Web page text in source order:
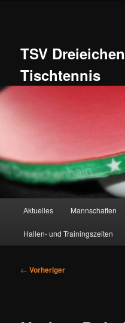
TSV
Tischtennis
Aktuelles Mannschaften
Hallen- und Trainingszeiten
Beitragsnavigation
← Vorheriger